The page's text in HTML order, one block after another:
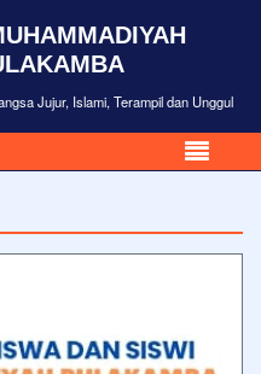
Jujur, Islami, Terampil dan Unggul